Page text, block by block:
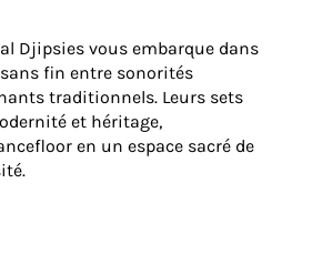
Djipsies vous embarque dans
fin entre sonorités
traditionnels. Leurs sets
et héritage,
en un espace sacré de